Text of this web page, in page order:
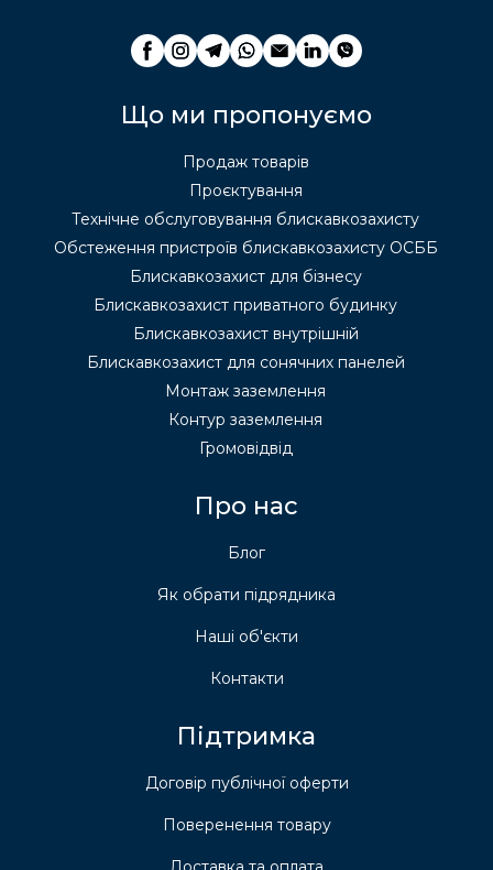
Що ми пропонуємо
Продаж товарів
Проєктування
Технічне обслуговування блискавкозахисту
Обстеження пристроїв блискавкозахисту ОСББ
Блискавкозахист для бізнесу
Блискавкозахист приватного будинку
Блискавкозахист внутрішній
Блискавкозахист для сонячних панелей
Монтаж заземлення
Контур заземлення
Громовідвід
Про нас
Блог
Як обрати підрядника
Наші об'єкти
Контакти
Підтримка
Договір публічної оферти
Поверенення товару